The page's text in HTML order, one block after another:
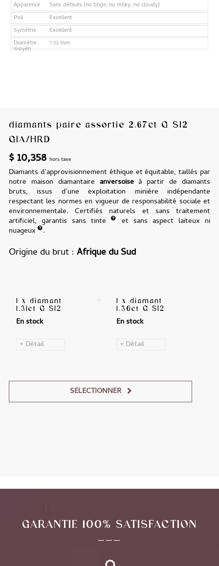
Apparence
Sans défauts (no tinge, no milky, no cloudy)
Poli
Excellent
Symétrie
Excellent
Diamètre
moyen
7.01 mm
diamants paire assortie 2.67ct G SI2
GIA/HRD
$10,358 hors taxe
Diamants d’approvisionnement éthique et équitable, taillés par
notre maison diamantaire anversoiseà partir de diamants
bruts, issus d’une exploitation minière indépendante
respectant les normes en vigueur de responsabilité sociale et
environnementale. Certifiés naturels et sans traitement
artificiel, garantis sans tinte
et sans aspect laiteux ni
nuageux
.
Origine du brut Afrique du Sud
1 x diamant
1.31ct G SI2
En stock
+ Détail
1 x diamant
1.36ct G SI2
En stock
+ Détail
SÉLECTIONNER
GARANTIE 100% SATISFACTION